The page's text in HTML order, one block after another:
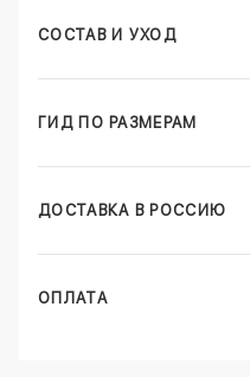
СОСТАВ И УХОД
ГИД ПО РАЗМЕРАМ
ДОСТАВКА В РОССИЮ
ОПЛАТА